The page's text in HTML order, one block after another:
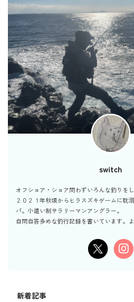
switch
オフショア・ショア問わずいろんな釣りをし
２０２１年秋頃からヒラスズキゲームに耽
パ。小遣い制サラリーマンアングラー。
自問自答多めな釣行記録を書いています。
新着記事